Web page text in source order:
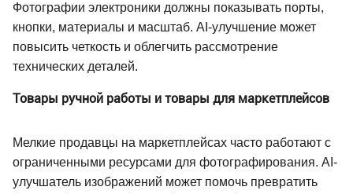
Фотографии электроники должны показывать порты,
кнопки, материалы и масштаб. AI-улучшение может
повысить четкость и облегчить рассмотрение
технических деталей.
Товары ручной работы и товары для маркетплейсов
Мелкие продавцы на маркетплейсах часто работают с
ограниченными ресурсами для фотографирования. AI-
улучшатель изображений может помочь превратить